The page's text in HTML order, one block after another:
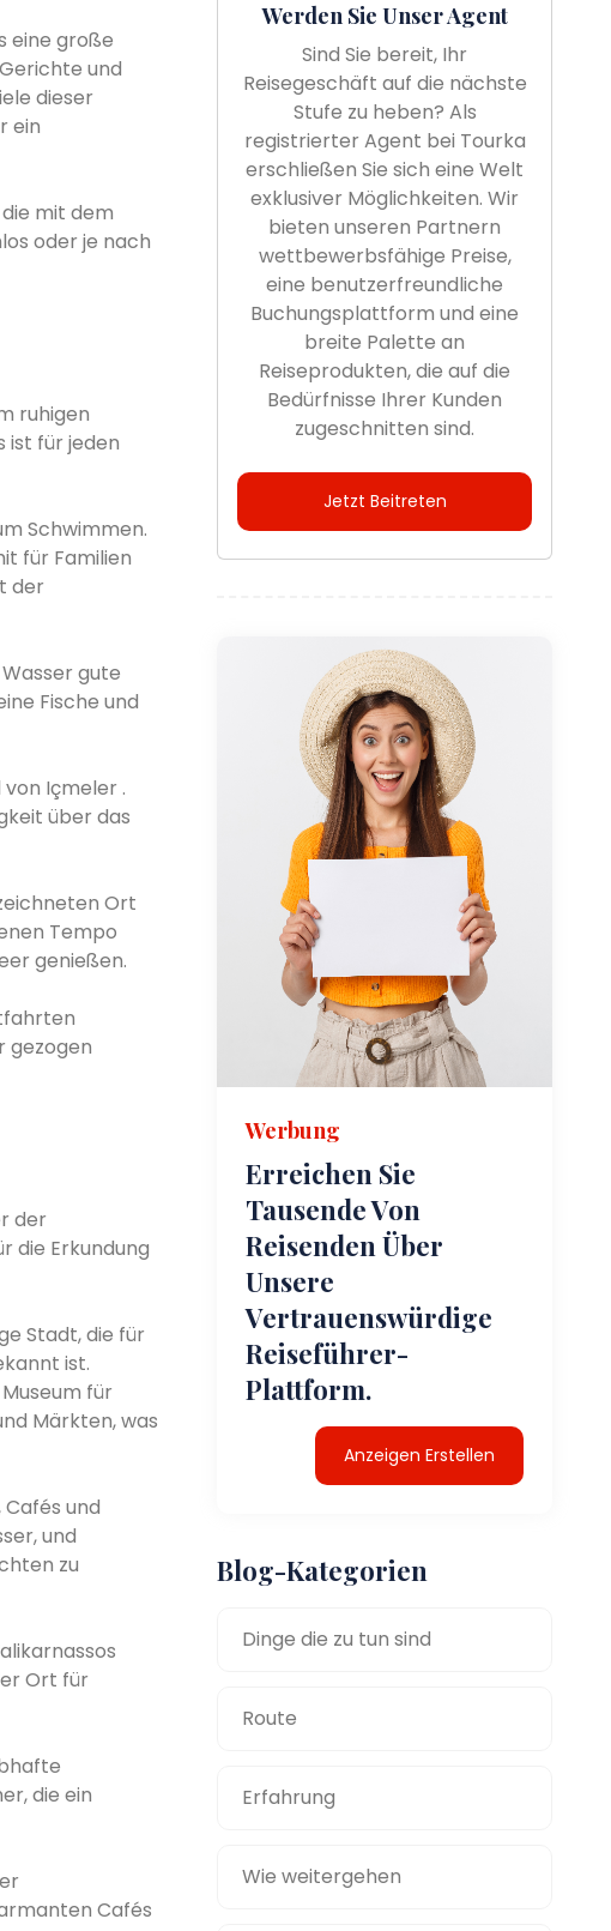
eine große
und
dieser
ein
mit dem
oder je nach
ruhigen
ist für jeden
Schwimmen.
für Familien
der
gute
Fische und
Içmeler .
über das
Ort
Tempo
genießen.
gezogen
der
die Erkundung
Stadt, die für
ist.
für
Märkten, was
und
und
zu
Ort für
die ein
Cafés
Werden Sie Unser Agent
Sind Sie bereit, Ihr
Reisegeschäft auf die nächste
Stufe zu heben? Als
registrierter Agent bei Tourka
erschließen Sie sich eine Welt
exklusiver Möglichkeiten. Wir
bieten unseren Partnern
wettbewerbsfähige Preise,
eine benutzerfreundliche
Buchungsplattform und eine
breite Palette an
Reiseprodukten, die auf die
Bedürfnisse Ihrer Kunden
zugeschnitten sind.
Jetzt Beitreten
Werbung
Erreichen Sie
Tausende Von
Reisenden Über
Unsere
Vertrauenswürdige
Reiseführer-
Plattform.
Anzeigen Erstellen
Blog-Kategorien
Dinge die zu tun sind
Route
Erfahrung
Wie weitergehen